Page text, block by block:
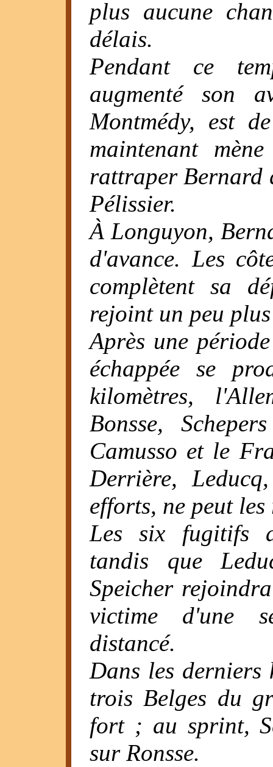
plus aucune
délais.
Pendant ce
augmenté son
Montmédy, est
maintenant
rattraper Bernard
Pélissier.
À Longuyon,
d'avance. Les
complètent sa
rejoint un peu
Après une
échappée se
kilomètres,
Bonsse,
Camusso et le
Derrière,
efforts, ne peut
Les six fugitifs
tandis que
Speicher
victime d'une
distancé.
Dans les derniers
trois Belges du
fort ; au sprint,
sur Ronsse.